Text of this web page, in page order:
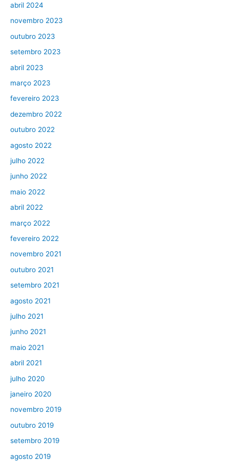
abril 2024
novembro 2023
outubro 2023
setembro 2023
abril 2023
março 2023
fevereiro 2023
dezembro 2022
outubro 2022
agosto 2022
julho 2022
junho 2022
maio 2022
abril 2022
março 2022
fevereiro 2022
novembro 2021
outubro 2021
setembro 2021
agosto 2021
julho 2021
junho 2021
maio 2021
abril 2021
julho 2020
janeiro 2020
novembro 2019
outubro 2019
setembro 2019
agosto 2019